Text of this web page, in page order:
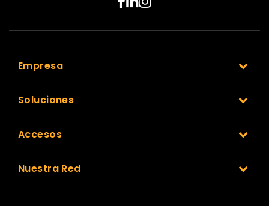
Empresa
Soluciones
Accesos
Nuestra Red